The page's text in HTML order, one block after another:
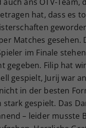
hat, dass es
Matches gesehen.
im Finale
gegeben. Filip hat
gespielt, Jurij war
in der besten
stark gespielt. Das
– leider musste